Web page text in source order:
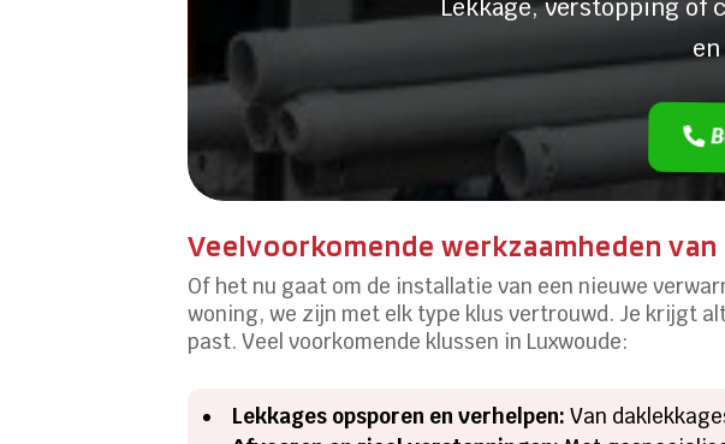
Lekkage, verstopping of
Veelvoorkomende werkzaamheden
Of het nu gaat om de installatie van een nieuwe
woning, we zijn met elk type klus vertrouwd. Je krijgt
past. Veel voorkomende klussen in Luxwoude:
Lekkages opsporen en verhelpen: Van